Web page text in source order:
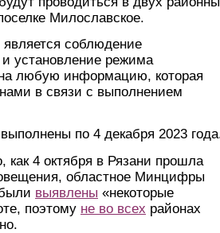
Милославское.
соблюдение
установление режима
любую информацию, которая
в связи с выполнением
по 4 декабря 2023
как 4 октября в Рязани прошла
областное Минцифры
выявлены «некоторые
поэтому не во всех районах